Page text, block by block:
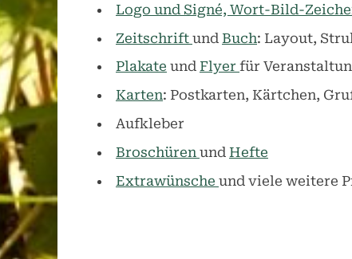
Logo und Signé, Wort-Bild-
Zeitschrift und Buch: Layout,
Plakate und Flyer für
Karten: Postkarten, Kärtchen,
Aufkleber
Broschüren und Hefte
Extrawünsche und viele weitere